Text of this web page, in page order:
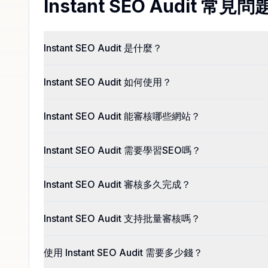
Instant SEO Audit 常見問
Instant SEO Audit 是什麼？
Instant SEO Audit 如何使用？
Instant SEO Audit 能審核哪些網站？
Instant SEO Audit 需要學習SEO嗎？
Instant SEO Audit 審核多久完成？
Instant SEO Audit 支持批量審核嗎？
使用 Instant SEO Audit 需要多少錢？